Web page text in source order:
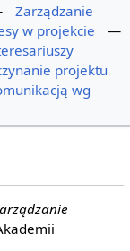
Zarządzanie
w projekcie
—
projektu
wg